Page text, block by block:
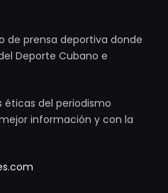
de prensa deportiva donde
Deporte Cubano e
éticas del periodismo
información y con la